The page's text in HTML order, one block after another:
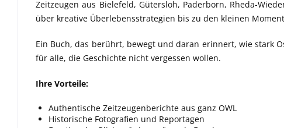
Zeitzeugen aus Bielefeld, Gütersloh, Paderborn, Rheda-
über kreative Überlebensstrategien bis zu den kleinen
Ein Buch, das berührt, bewegt und daran erinnert, wie stark
für alle, die Geschichte nicht vergessen wollen.
Ihre Vorteile:
Authentische Zeitzeugenberichte aus ganz OWL
Historische Fotografien und Reportagen